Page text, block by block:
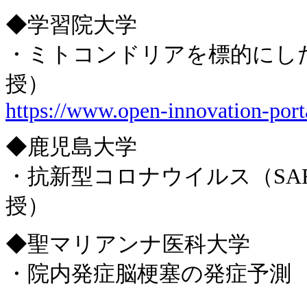
◆学習院大学
・ミトコンドリアを標的に
授）
https://www.open-innovation-
◆鹿児島大学
・抗新型コロナウイルス（
授）
◆聖マリアンナ医科大学
・院内発症脳梗塞の発症予